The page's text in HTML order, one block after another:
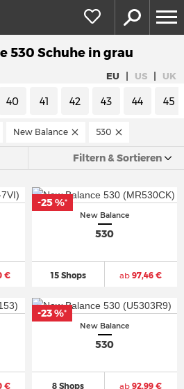
530 Schuhe in grau
EU | US | UK
40 41 42 43 44 45
New Balance 530
Filtern & Sortieren
€
New Balance
530
15 Shops ab 97,46 €
-25 %*
€
New Balance
530
8 Shops ab 92,99 €
-23 %*